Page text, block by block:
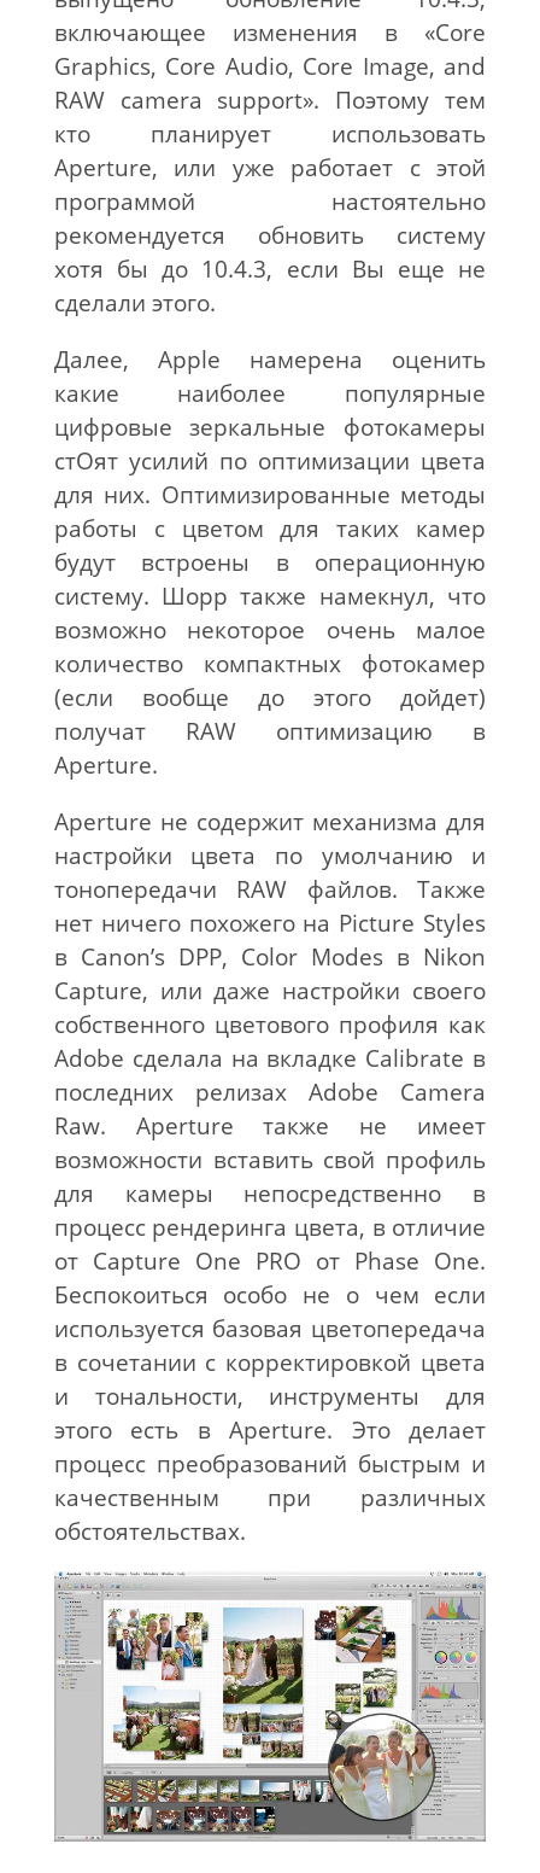
включающее изменения в «Core
Graphics, Core Audio, Core Image, and
RAW camera support». Поэтому тем
кто планирует использовать
Aperture, или уже работает с этой
программой настоятельно
рекомендуется обновить систему
хотя бы до 10.4.3, если Вы еще не
сделали этого.
Далее, Apple намерена оценить
какие наиболее популярные
цифровые зеркальные фотокамеры
стОят усилий по оптимизации цвета
для них. Оптимизированные методы
работы с цветом для таких камер
будут встроены в операционную
систему. Шорр также намекнул, что
возможно некоторое очень малое
количество компактных фотокамер
(если вообще до этого дойдет)
получат RAW оптимизацию в
Aperture.
Aperture не содержит механизма для
настройки цвета по умолчанию и
тонопередачи RAW файлов. Также
нет ничего похожего на Picture Styles
в Canon’s DPP, Color Modes в Nikon
Capture, или даже настройки своего
собственного цветового профиля как
Adobe сделала на вкладке Calibrate в
последних релизах Adobe Camera
Raw. Aperture также не имеет
возможности вставить свой профиль
для камеры непосредственно в
процесс рендеринга цвета, в отличие
от Capture One PRO от Phase One.
Беспокоиться особо не о чем если
используется базовая цветопередача
в сочетании с корректировкой цвета
и тональности, инструменты для
этого есть в Aperture. Это делает
процесс преобразований быстрым и
качественным при различных
обстоятельствах.